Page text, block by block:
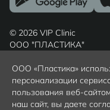
ООО «Пластика»
персонализации
пользования веб-
наш сайт, вы даете
© 2026 VIP Clinic
ООО "ПЛАСТИКА"
Россия, г. Калининград,
236022
Вся представленная на
ознакомительный